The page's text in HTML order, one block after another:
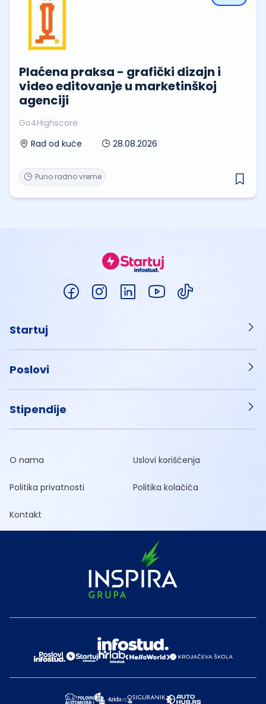
Plaćena praksa - grafički dizajn i
video editovanje u marketinškoj
agenciji
Go4Highscore
Rad od kuće
28.08.2026
Puno radno vreme
Startuj
Poslovi
Stipendije
O nama Uslovi korišćenja
Politika privatnosti Politika kolačića
Kontakt